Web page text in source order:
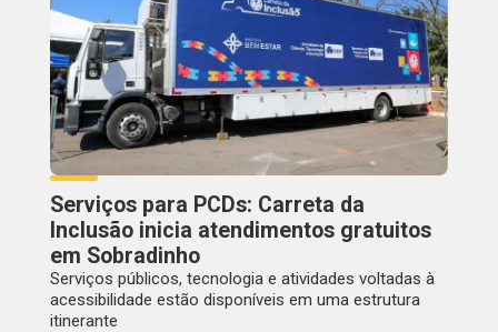
Serviços para PCDs: Carreta da
Inclusão inicia atendimentos gratuitos
em Sobradinho
Serviços públicos, tecnologia e atividades voltadas à
acessibilidade estão disponíveis em uma estrutura
itinerante